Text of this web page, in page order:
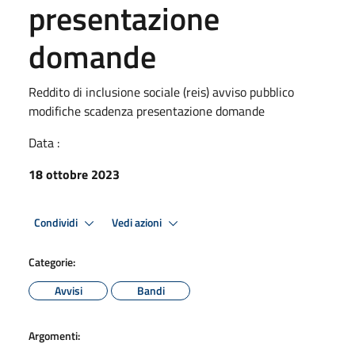
presentazione
domande
Reddito di inclusione sociale (reis) avviso pubblico
modifiche scadenza presentazione domande
Data :
18 ottobre 2023
Condividi Vedi azioni
Categorie:
Avvisi
Bandi
Argomenti: